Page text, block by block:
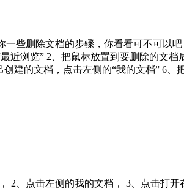
些删除文档的步骤，你看看可不可以
浏览” 2、把鼠标放置到要删除的文
建的文档，点击左侧的“我的文档” 6
、点击左侧的我的文档， 3、点击打